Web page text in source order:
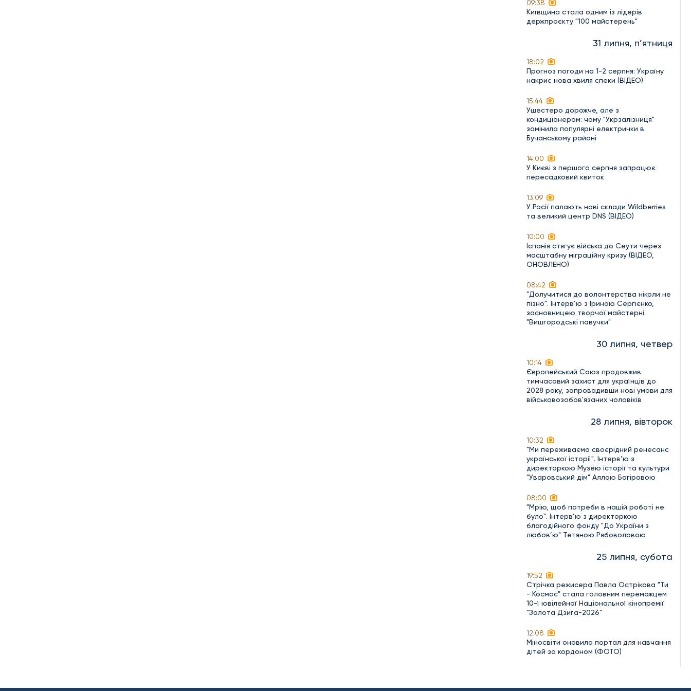
09:38
Київщина стала одним із лідерів
держпроєкту "100 майстерень"
31 липня, п’ятниця
18:02
Прогноз погоди на 1-2 серпня: Україну
накриє нова хвиля спеки (ВІДЕО)
15:44
Ушестеро дорожче, але з
кондиціонером: чому "Укрзалізниця"
замінила популярні електрички в
Бучанському районі
14:00
У Києві з першого серпня запрацює
пересадковий квиток
13:09
У Росії палають нові склади Wildberries
та великий центр DNS (ВІДЕО)
10:00
Іспанія стягує війська до Сеути через
масштабну міграційну кризу (ВІДЕО,
ОНОВЛЕНО)
08:42
"Долучитися до волонтерства ніколи не
пізно". Інтерв’ю з Іриною Сергієнко,
засновницею творчої майстерні
"Вишгородські павучки"
30 липня, четвер
10:14
Європейський Союз продовжив
тимчасовий захист для українців до
2028 року, запровадивши нові умови для
військовозобов'язаних чоловіків
28 липня, вівторок
10:32
"Ми переживаємо своєрідний ренесанс
української історії". Інтерв’ю з
директоркою Музею історії та культури
"Уваровський дім" Аллою Багіровою
08:00
"Мрію, щоб потреби в нашій роботі не
було". Інтерв’ю з директоркою
благодійного фонду "До України з
любов’ю" Тетяною Рябоволовою
25 липня, субота
19:52
Стрічка режисера Павла Острікова "Ти
- Космос" стала головним переможцем
10-ї ювілейної Національної кінопремії
"Золота Дзиґа-2026"
12:08
Міносвіти оновило портал для навчання
дітей за кордоном (ФОТО)